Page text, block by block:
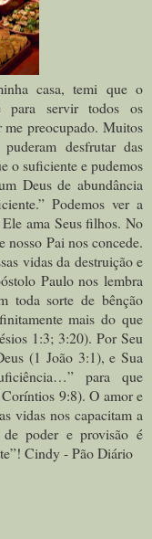
casa, temi que o
para servir todos os
me preocupado. Muitos
desfrutar das
o suficiente e pudemos
Deus de abundância
Podemos ver a
ama Seus filhos. No
Pai nos concede.
vidas da destruição e
Paulo nos lembra
toda sorte de bênção
mais do que
1:3; 3:20). Por Seu
(1 João 3:1), e Sua
para que
9:8). O amor e
vidas nos capacitam a
poder e provisão é
Cindy - Pão Diário